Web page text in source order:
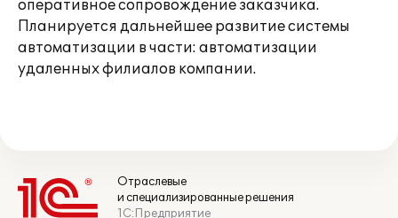
оперативное сопровождение заказчика.
Планируется дальнейшее развитие системы
автоматизации в части: автоматизации
удаленных филиалов компании.
Отраслевые
и специализированные решения
1С:Предприятие